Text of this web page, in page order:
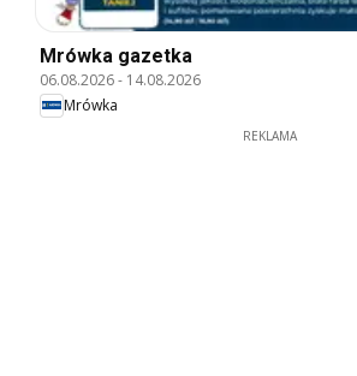
Mrówka gazetka
06.08.2026- 14.08.2026
Mrówka
REKLAMA